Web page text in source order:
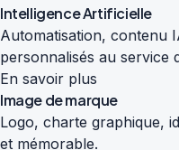
Intelligence Artificielle
Automatisation, contenu
personnalisés au service
En savoir plus
Image de marque
Logo, charte graphique,
et mémorable.